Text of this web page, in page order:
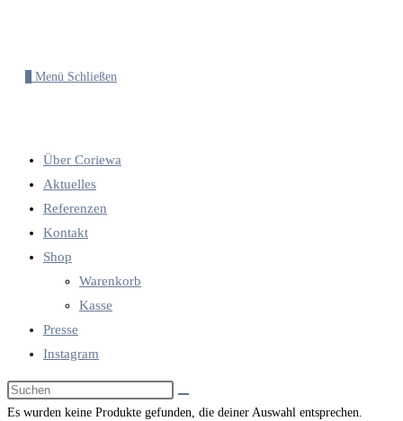
Menü Schließen
Über Coriewa
Aktuelles
Referenzen
Kontakt
Shop
Warenkorb
Kasse
Presse
Instagram
Diese
Website
Es wurden keine Produkte gefunden, die deiner Auswahl entsprechen.